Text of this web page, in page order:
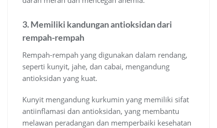
3. Memiliki kandungan antioksidan dari
rempah-rempah
Rempah-rempah yang digunakan dalam rendang,
seperti kunyit, jahe, dan cabai, mengandung
antioksidan yang kuat.
Kunyit mengandung kurkumin yang memiliki sifat
antiinflamasi dan antioksidan, yang membantu
melawan peradangan dan memperbaiki kesehatan